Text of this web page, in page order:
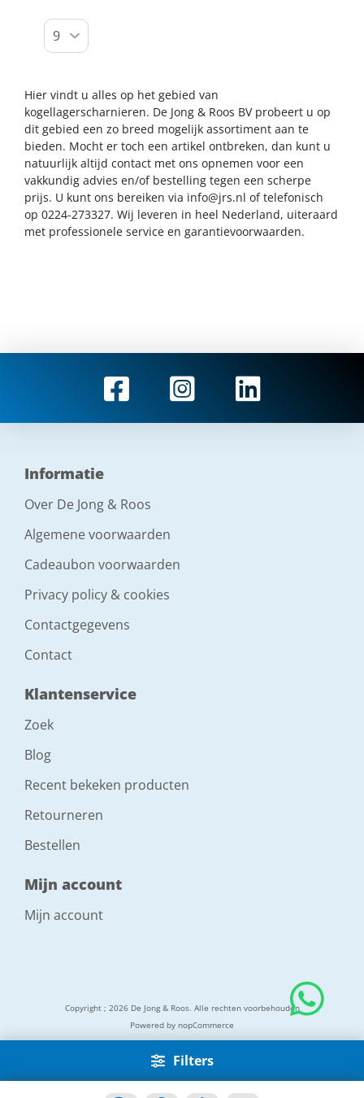
Filters
Hier vindt u alles op het gebied van
kogellagerscharnieren. De Jong & Roos BV probeert u op
dit gebied een zo breed mogelijk assortiment aan te
bieden. Mocht er toch een artikel ontbreken, dan kunt u
natuurlijk altijd contact met ons opnemen voor een
vakkundig advies en/of bestelling tegen een scherpe
prijs. U kunt ons bereiken via info@jrs.nl of telefonisch
op 0224-273327. Wij leveren in heel Nederland, uiteraard
met professionele service en garantievoorwaarden.
Informatie
Over De Jong & Roos
Algemene voorwaarden
Cadeaubon voorwaarden
Privacy policy & cookies
Contactgegevens
Contact
Klantenservice
Zoek
Blog
Recent bekeken producten
Retourneren
Bestellen
Mijn account
Mijn account
Copyright ; 2026 De Jong & Roos. Alle rechten voorbehouden
Powered by nopCommerce